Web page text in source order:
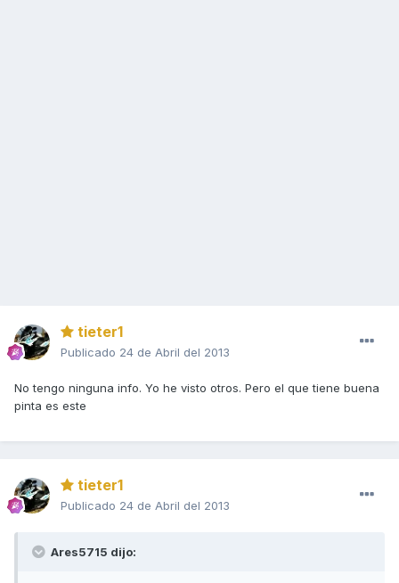
tieter1
Publicado 24 de Abril del 2013
No tengo ninguna info. Yo he visto otros. Pero el que tiene buena
pinta es este
tieter1
Publicado 24 de Abril del 2013
Ares5715 dijo: